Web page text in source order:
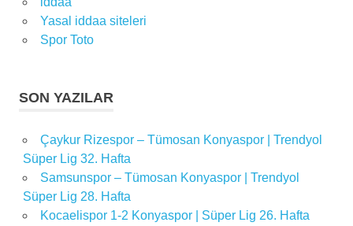
Yasal iddaa siteleri
Spor Toto
SON YAZILAR
Çaykur Rizespor – Tümosan Konyaspor | Trendyol
Süper Lig 32. Hafta
Samsunspor – Tümosan Konyaspor | Trendyol
Süper Lig 28. Hafta
Kocaelispor 1-2 Konyaspor | Süper Lig 26. Hafta